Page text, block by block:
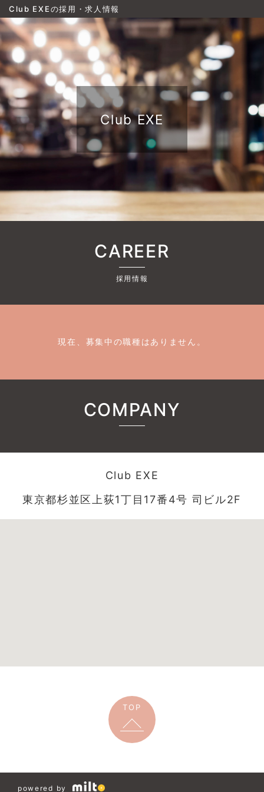
Club EXEの採用・求人情報
Club EXE
CAREER
採用情報
現在、募集中の職種はありません。
COMPANY
Club EXE
東京都杉並区上荻1丁目17番4号 司ビル2F
TOP
powered by